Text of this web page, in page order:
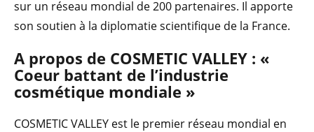
sur un réseau mondial de 200 partenaires. Il apporte
son soutien à la diplomatie scientifique de la France.
A propos de COSMETIC VALLEY : «
Coeur battant de l’industrie
cosmétique mondiale »
COSMETIC VALLEY est le premier réseau mondial en